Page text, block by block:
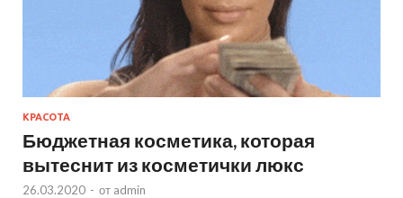
КРАСОТА
Бюджетная косметика, которая
вытеснит из косметички люкс
26.03.2020 - от admin